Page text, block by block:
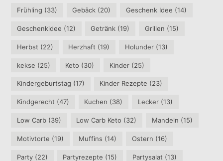
Frühling (33) Gebäck (20) Geschenk Idee (14)
Geschenkidee (12) Getränk (19) Grillen (15)
Herbst (22) Herzhaft (19) Holunder(13)
kekse (25) Keto (30) Kinder(25)
Kindergeburtstag (17) Kinder Rezepte (23)
Kindgerecht (47) Kuchen (38) Lecker(13)
Low Carb (39) Low Carb Keto (32) Mandeln (15)
Motivtorte (19) Muffins (14) Ostern (16)
Party (22) Partyrezepte (15) Partysalat (13)